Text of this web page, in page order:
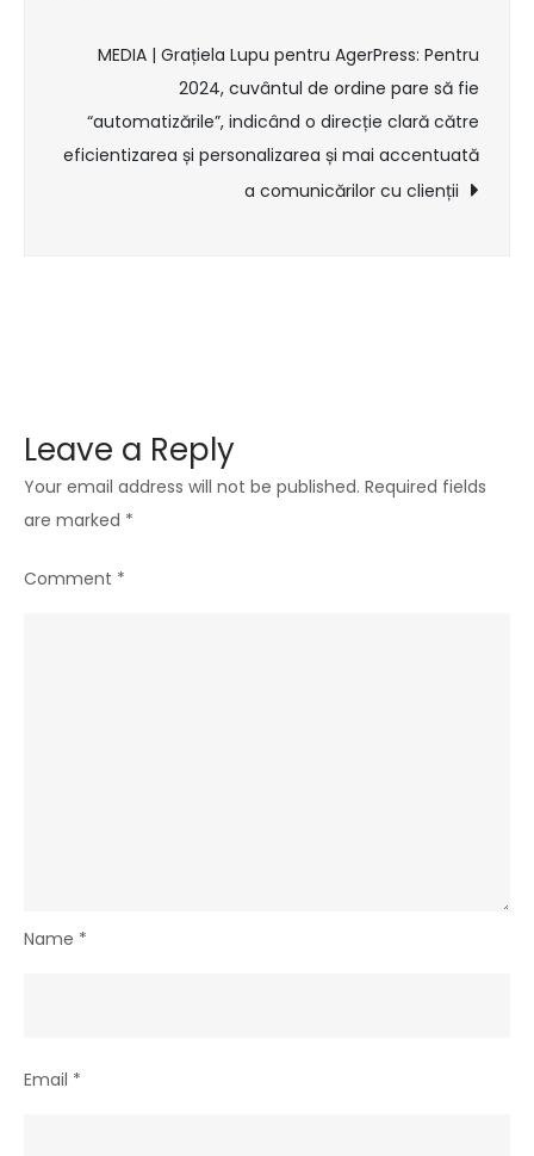
copil
mai
mic
de
un
la
MEDIA | Grațiela Lupu pentru AgerPress: Pentru
2024, cuvântul de ordine pare să fie
“automatizările”, indicând o direcție clară către
eficientizarea și personalizarea și mai accentuată
a comunicărilor cu clienții
Leave a Reply
Your email address will not be published. Required fields
are marked *
Comment *
Name *
Email *